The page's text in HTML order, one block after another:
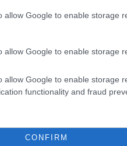
allow Google to enable storage
allow Google to enable storage
allow Google to enable storage
functionality and fraud
CONFIRM
ΥΓΕΙΑ